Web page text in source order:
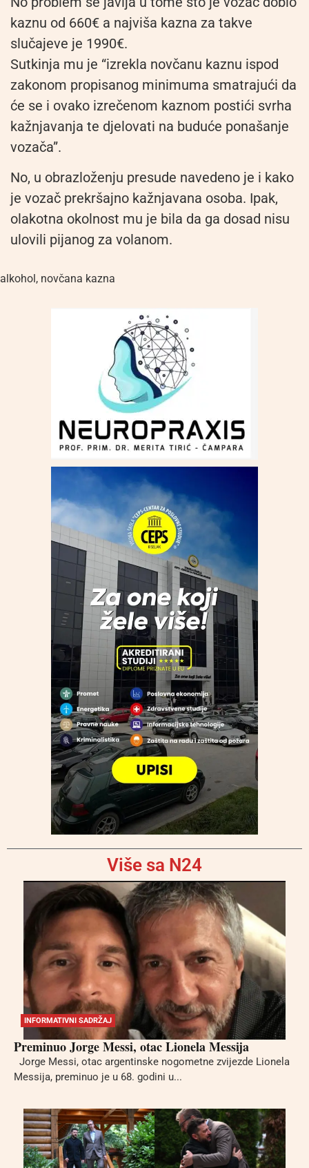
kaznu od 660€ a najviša kazna za takve
slučajeve je 1990€.
Sutkinja mu je “izrekla novčanu kaznu ispod
zakonom propisanog minimuma smatrajući da
će se i ovako izrečenom kaznom postići svrha
kažnjavanja te djelovati na buduće ponašanje
vozača”.
No, u obrazloženju presude navedeno je i kako
je vozač prekršajno kažnjavana osoba. Ipak,
olakotna okolnost mu je bila da ga dosad nisu
ulovili pijanog za volanom.
alkohol, novčana kazna
Više sa N24
INFORMATIVNI SADRŽAJ
Preminuo Jorge Messi, otac Lionela Messija
Jorge Messi, otac argentinske nogometne zvijezde Lionela
Messija, preminuo je u 68. godini u...